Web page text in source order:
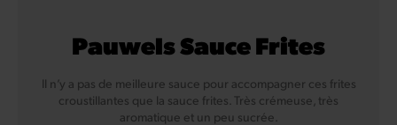
Pauwels Sauce Frites
Il n’y a pas de meilleure sauce pour accompagner ces frites
croustillantes que la sauce frites. Très crémeuse, très
aromatique et un peu sucrée.